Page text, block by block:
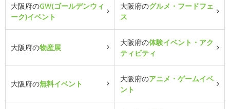
大阪府のGW(ゴールデンウィ
ーク)イベント
大阪府のグルメ・フードフェ
ス
大阪府の物産展
大阪府の体験イベント・アク
ティビティ
大阪府の無料イベント
大阪府のアニメ・ゲームイベ
ント